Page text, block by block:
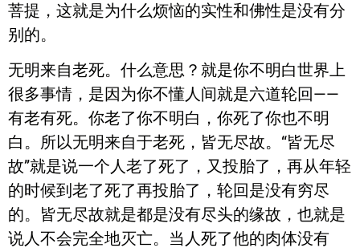
菩提，这就是为什么烦恼的实性和佛性是没有分
别的。
无明来自老死。什么意思？就是你不明白世界上
很多事情，是因为你不懂人间就是六道轮回——
有老有死。你老了你不明白，你死了你也不明
白。所以无明来自于老死，皆无尽故。“皆无尽
故”就是说一个人老了死了，又投胎了，再从年轻
的时候到老了死了再投胎了，轮回是没有穷尽
的。皆无尽故就是都是没有尽头的缘故，也就是
说人不会完全地灭亡。当人死了他的肉体没有